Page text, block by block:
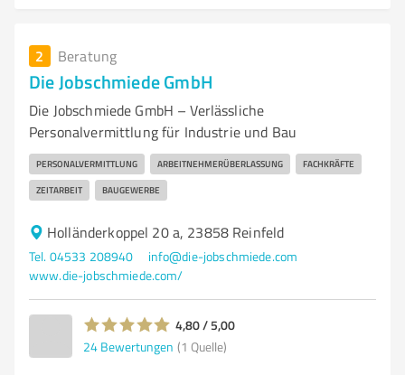
2 Beratung
Die Jobschmiede GmbH
Die Jobschmiede GmbH – Verlässliche
Personalvermittlung für Industrie und Bau
PERSONALVERMITTLUNG ARBEITNEHMERÜBERLASSUNG FACHKRÄFTE
ZEITARBEIT BAUGEWERBE
Holländerkoppel 20 a, 23858 Reinfeld
Tel. 04533 208940
info@die-jobschmiede.com
www.die-jobschmiede.com/
4,80 / 5,00
24 Bewertungen (1 Quelle)